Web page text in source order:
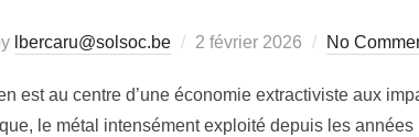
lbercaru@solsoc.be
Posted
2 février 2026 No
est au centre d’une économie extractiviste aux
le métal intensément exploité depuis les années